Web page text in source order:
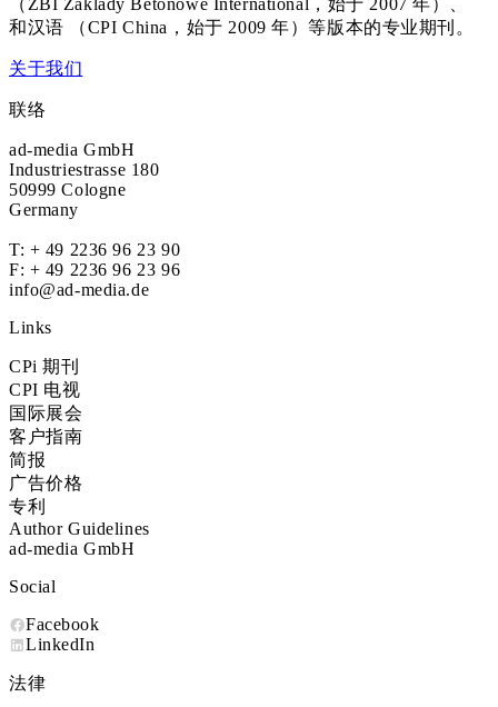
（ZBI Zaklady Betonowe International，始于 2007 年）、
和汉语 （CPI China，始于 2009 年）等版本的专业期刊。
关于我们
联络
ad-media GmbH
Industriestrasse 180
50999 Cologne
Germany
T: + 49 2236 96 23 90
F: + 49 2236 96 23 96
info@ad-media.de
Links
CPi 期刊
CPI 电视
国际展会
客户指南
简报
广告价格
专利
Author Guidelines
ad-media GmbH
Social
Facebook
LinkedIn
法律